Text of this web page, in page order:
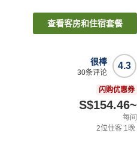
查看客房和住宿套餐
4.3
很棒
30条评论
闪购优惠券
S$154.46~
每间
2位住客 1晚